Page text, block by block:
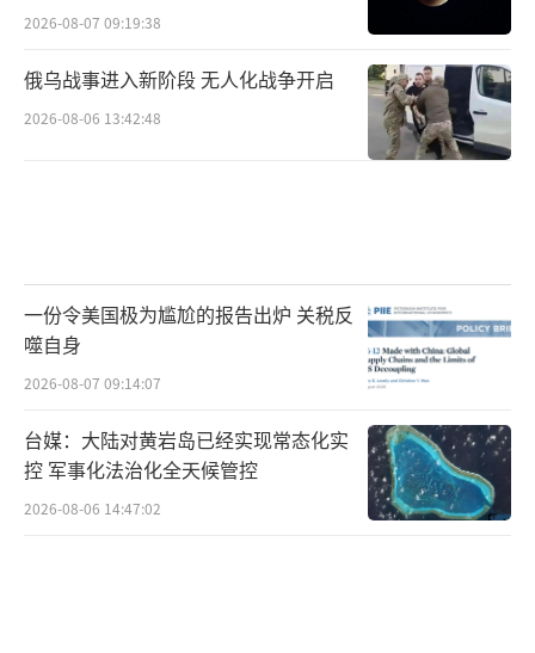
2026-08-07 09:19:38
俄乌战事进入新阶段 无人化战争开启
2026-08-06 13:42:48
一份令美国极为尴尬的报告出炉 关税反
噬自身
2026-08-07 09:14:07
台媒：大陆对黄岩岛已经实现常态化实
控 军事化法治化全天候管控
2026-08-06 14:47:02